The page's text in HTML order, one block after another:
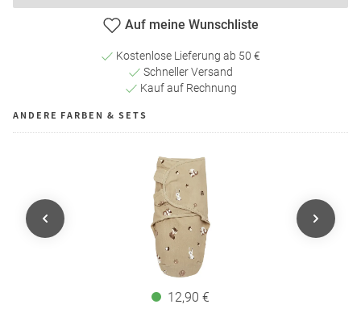
Auf meine Wunschliste
Kostenlose Lieferung ab 50 €
Schneller Versand
Kauf auf Rechnung
ANDERE FARBEN & SETS
12,90 €